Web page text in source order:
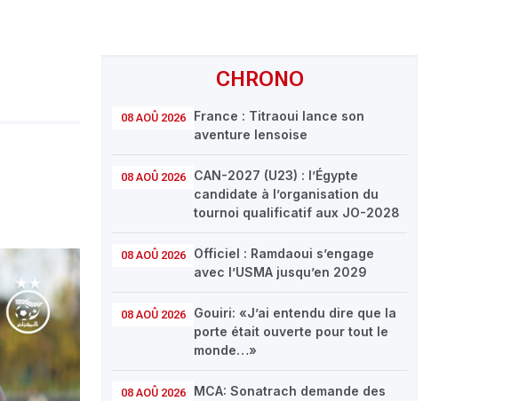
CHRONO
08 AOÛ 2026
France : Titraoui lance son
aventure lensoise
08 AOÛ 2026
CAN-2027 (U23) : l’Égypte
candidate à l’organisation du
tournoi qualificatif aux JO-2028
08 AOÛ 2026
Officiel : Ramdaoui s’engage
avec l’USMA jusqu’en 2029
08 AOÛ 2026
Gouiri: «J’ai entendu dire que la
porte était ouverte pour tout le
monde…»
08 AOÛ 2026
MCA: Sonatrach demande des